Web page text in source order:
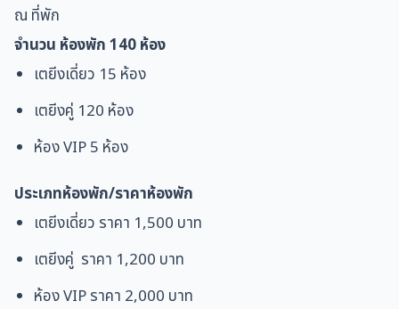
ณ ที่พัก
จำนวน ห้องพัก140ห้อง
เตยีงเดี่ยว 15 ห้อง
เตยีงคู่ 120 ห้อง
ห้อง VIP 5 ห้อง
ประเภทห้องพัก/ราคาห้องพัก
เตยีงเดี่ยว ราคา 1,500 บาท
เตยีงคู่ ราคา 1,200 บาท
ห้อง VIP ราคา 2,000 บาท